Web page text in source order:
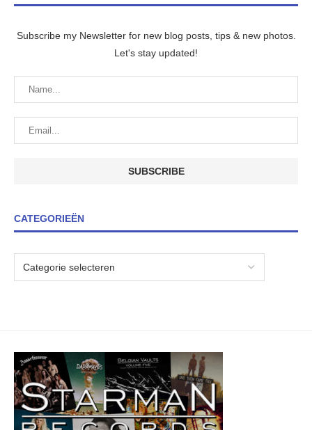
Subscribe my Newsletter for new blog posts, tips & new photos.
Let's stay updated!
CATEGORIEËN